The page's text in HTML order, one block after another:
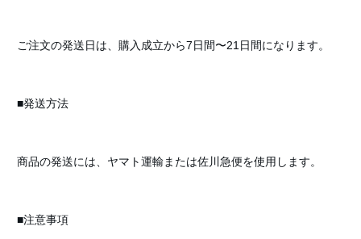
ご注文の発送日は、購入成立から7日間〜21日間になります。
■発送方法
商品の発送には、ヤマト運輸または佐川急便を使用します。
■注意事項